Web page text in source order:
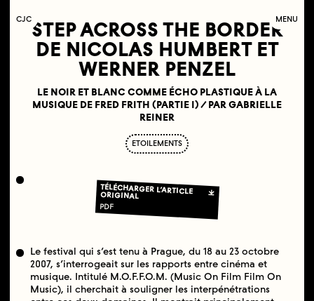
COLLECTIF
JEUNE
C MENU
STEP ACROSS THE BORDER
DE NICOLAS HUMBERT ET
WERNER PENZEL
LE NOIR ET BLANC COMME ÉCHO PLASTIQUE À LA
MUSIQUE DE FRED FRITH (PARTIE I) / PAR GABRIELLE
REINER
ETOILEMENTS
TÉLÉCHARGER L’ARTICLE
ORIGINAL
PDF
Le festival qui s’est tenu à Prague, du 18 au 23 octobre
2007, s’interrogeait sur les rapports entre cinéma et
musique. Intitulé M.O.F.F.O.M. (Music On Film Film On
Music), il cherchait à souligner les interpénétrations